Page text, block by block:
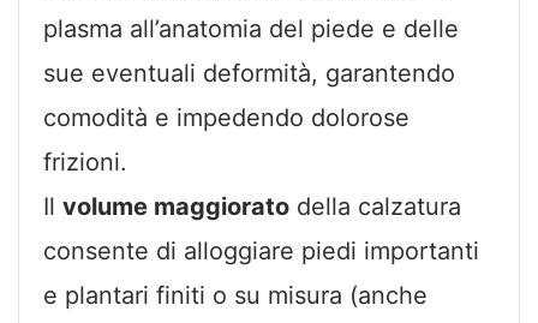
plasma all’anatomia del piede e delle
sue eventuali deformità, garantendo
comodità e impedendo dolorose
frizioni.
Il volume maggiorato della calzatura
consente di alloggiare piedi importanti
e plantari finiti o su misura (anche